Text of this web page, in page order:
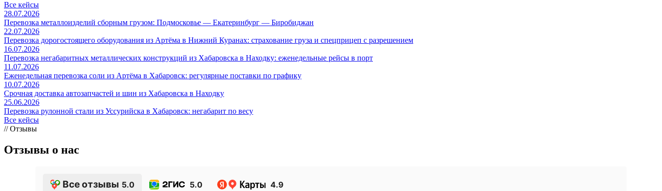
Все кейсы
28.07.2026
Перевозка металлоизделий сборным грузом: Подмосковье — Екатеринбург — Биробиджан
22.07.2026
Перевозка дорогостоящего оборудования из Артёма в Нижний Куранах: страхование груза и спецприцеп с разрешением
16.07.2026
Перевозка негабаритных металлических конструкций из Хабаровска в Находку: еженедельные рейсы в порт
11.07.2026
Еженедельная перевозка соли из Артёма в Хабаровск: регулярные поставки по графику
10.07.2026
Срочная доставка автозапчастей и шин из Хабаровска в Находку
25.06.2026
Перевозка рулонной стали из Уссурийска в Хабаровск: негабарит по весу
Все кейсы
// Отзывы
Отзывы о нас
Все отзывы 5.0 5.0 4.9